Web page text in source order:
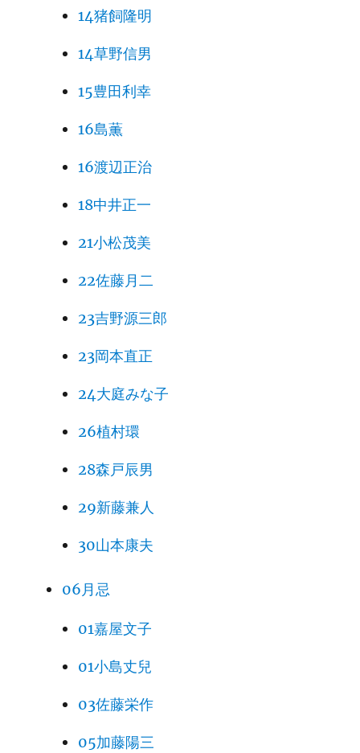
14猪飼隆明
14草野信男
15豊田利幸
16島薫
16渡辺正治
18中井正一
21小松茂美
22佐藤月二
23吉野源三郎
23岡本直正
24大庭みな子
26植村環
28森戸辰男
29新藤兼人
30山本康夫
06月忌
01嘉屋文子
01小島丈兒
03佐藤栄作
05加藤陽三